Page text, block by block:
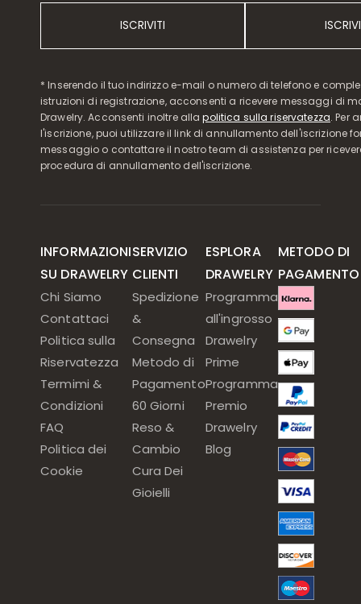
ISCRIVITI
* Inserendo il tuo indirizzo e-mail o numero di telefono e
istruzioni di registrazione, acconsenti a ricevere messaggi di
Drawelry. Acconsenti inoltre allapolitica sulla riservatezza. Per
l'iscrizione, puoi utilizzare il link di annullamento dell'iscrizione
messaggio o contattare il nostro team di assistenza per
procedura di annullamento dell'iscrizione.
INFORMAZIONI
SU DRAWELRY
Chi Siamo
Contattaci
Politica sulla
Riservatezza
Termimi &
Condizioni
FAQ
Politica dei
Cookie
SERVIZIO
CLIENTI
Spedizione
&
Consegna
Metodo di
Pagamento
60 Giorni
Reso &
Cambio
Cura Dei
Gioielli
ESPLORA
DRAWELRY
Programma
all'ingrosso
Drawelry
Prime
Programma
Premio
Drawelry
Blog
METODO DI
PAGAMENTO